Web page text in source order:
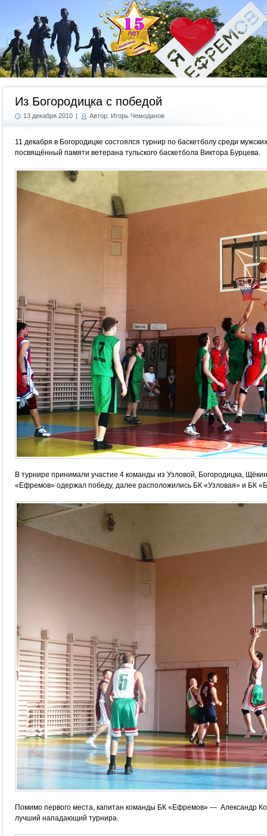
Из Богородицка с победой
13 декабря 2010 | Автор: Игорь Чемоданов
11 декабря в Богородицке состоялся турнир по баскетболу среди
посвящённый памяти ветерана тульского баскетбола Виктора Бурцева.
В турнире принимали участие 4 команды из Узловой, Богородицка,
«Ефремов» одержал победу, далее расположились БК «Узловая» и БК
Помимо первого места, капитан команды БК «Ефремов» — Александр
лучший нападающий турнира.